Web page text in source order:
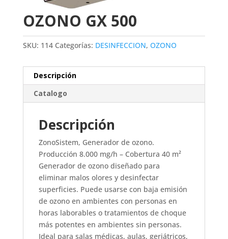
OZONO GX 500
SKU: 114 Categorías: DESINFECCION, OZONO
Descripción
Catalogo
Descripción
ZonoSistem, Generador de ozono.
Producción 8.000 mg/h – Cobertura 40 m²
Generador de ozono diseñado para
eliminar malos olores y desinfectar
superficies. Puede usarse con baja emisión
de ozono en ambientes con personas en
horas laborables o tratamientos de choque
más potentes en ambientes sin personas.
Ideal para salas médicas, aulas, geriátricos,